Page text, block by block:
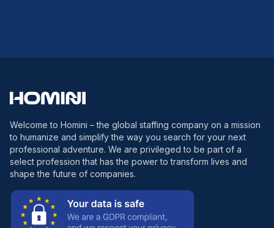
Welcome to Homini – the global staffing company on a mission
to humanize and simplify the way you search for your next
professional adventure. We are privileged to be part of a
select profession that has the power to transform lives and
shape the future of companies.